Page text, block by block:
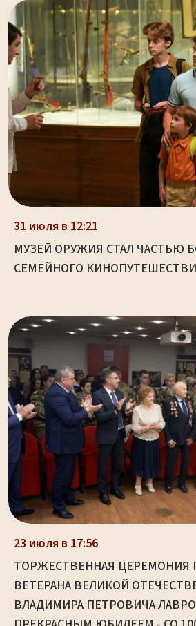
31 июля в 12:21
МУЗЕЙ ОРУЖИЯ СТАЛ ЧАСТЬЮ
СЕМЕЙНОГО
23 июля в 17:56
ТОРЖЕСТВЕННАЯ ЦЕРЕМОНИЯ
ВЕТЕРАНА ВЕЛИКОЙ
ВЛАДИМИРА ПЕТРОВИЧА